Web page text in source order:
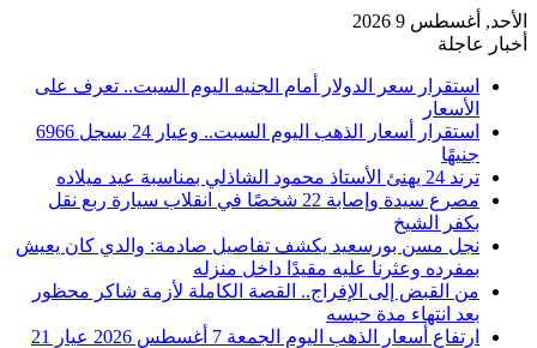
الأحد, أغسطس 9 2026
أخبار عاجلة
استقرار سعر الدولار أمام الجنيه اليوم السبت.. تعرف على
الأسعار
استقرار أسعار الذهب اليوم السبت.. وعيار 24 يسجل 6966
جنيهًا
ترند 24 يهنئ الأستاذ محمود الشاذلي بمناسبة عيد ميلاده
مصرع سيدة وإصابة 22 شخصًا في انقلاب سيارة ربع نقل
بكفر الشيخ
نجل مسن بورسعيد يكشف تفاصيل صادمة: والدي كان يعيش
بمفرده وعثرنا عليه مقيدًا داخل منزله
من القبض إلى الإفراج.. القصة الكاملة لأزمة شاكر محظور
بعد انتهاء مدة حبسه
ارتفاع أسعار الذهب اليوم الجمعة 7 أغسطس 2026 عيار 21